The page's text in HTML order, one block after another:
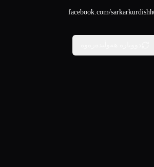
facebook.com/sarkarkurdishh